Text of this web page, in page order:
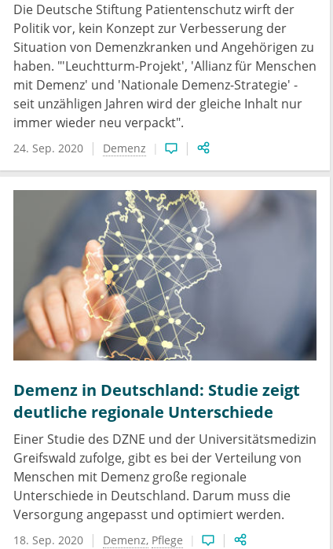
Die Deutsche Stiftung Patientenschutz wirft der
Politik vor, kein Konzept zur Verbesserung der
Situation von Demenzkranken und Angehörigen zu
haben. "'Leuchtturm-Projekt', 'Allianz für Menschen
mit Demenz' und 'Nationale Demenz-Strategie' -
seit unzähligen Jahren wird der gleiche Inhalt nur
immer wieder neu verpackt".
24. Sep. 2020 Demenz
Demenz in Deutschland: Studie zeigt
deutliche regionale Unterschiede
Einer Studie des DZNE und der Universitätsmedizin
Greifswald zufolge, gibt es bei der Verteilung von
Menschen mit Demenz große regionale
Unterschiede in Deutschland. Darum muss die
Versorgung angepasst und optimiert werden.
18. Sep. 2020 Demenz Pflege